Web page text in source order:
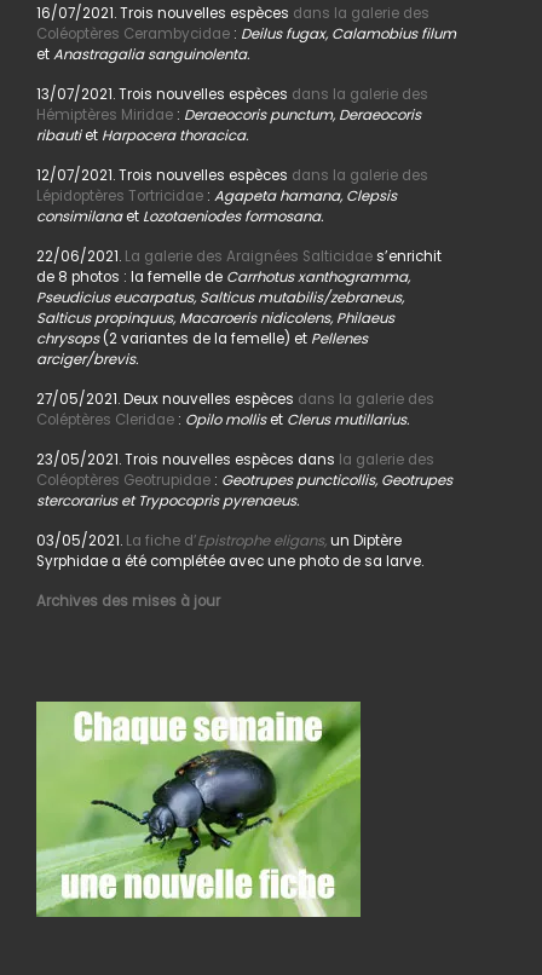
16/07/2021. Trois nouvelles espèces dans la galerie des
Coléoptères Cerambycidae: Deilus fugax, Calamobius filum
etAnastragalia sanguinolenta.
13/07/2021. Trois nouvelles espèces dans la galerie des
Hémiptères Miridae: Deraeocoris punctum, Deraeocoris
ribautiet Harpocera thoracica.
12/07/2021. Trois nouvelles espèces dans la galerie des
Lépidoptères Tortricidae: Agapeta hamana, Clepsis
consimilanaet Lozotaeniodes formosana.
22/06/2021. La galerie des Araignées Salticidaes’enrichit
de 8 photos : la femelle de Carrhotus xanthogramma,
Pseudicius eucarpatus, Salticus mutabilis/zebraneus,
Salticus propinquus, Macaroeris nidicolens, Philaeus
chrysops(2 variantes de la femelle) et Pellenes
arciger/brevis.
27/05/2021. Deux nouvelles espèces dans la galerie des
Coléptères Cleridae: Opilo molliset Clerus mutillarius.
23/05/2021. Trois nouvelles espèces dans la galerie des
Coléoptères Geotrupidae: Geotrupes puncticollis, Geotrupes
stercorarius et Trypocopris pyrenaeus.
03/05/2021. La fiche d’Epistrophe eligans,un Diptère
Syrphidae a été complétée avec une photo de sa larve.
Archives des mises à jour